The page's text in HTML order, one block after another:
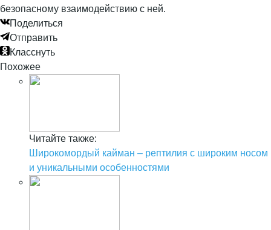
безопасному взаимодействию с ней.
Поделиться
Отправить
Класснуть
Похожее
Читайте также:
Широкомордый кайман – рептилия с широким носом
и уникальными особенностями